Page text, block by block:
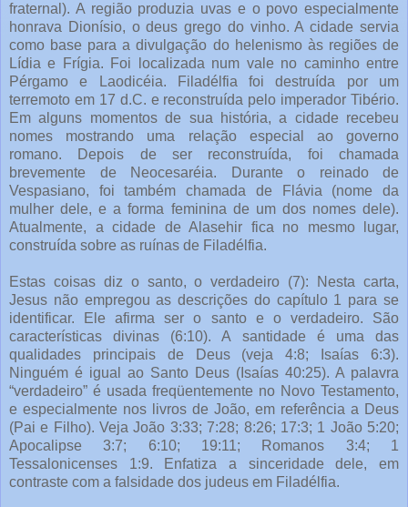
fraternal). A região produzia uvas e o povo especialmente
honrava Dionísio, o deus grego do vinho. A cidade servia
como base para a divulgação do helenismo às regiões de
Lídia e Frígia. Foi localizada num vale no caminho entre
Pérgamo e Laodicéia. Filadélfia foi destruída por um
terremoto em 17 d.C. e reconstruída pelo imperador Tibério.
Em alguns momentos de sua história, a cidade recebeu
nomes mostrando uma relação especial ao governo
romano. Depois de ser reconstruída, foi chamada
brevemente de Neocesaréia. Durante o reinado de
Vespasiano, foi também chamada de Flávia (nome da
mulher dele, e a forma feminina de um dos nomes dele).
Atualmente, a cidade de Alasehir fica no mesmo lugar,
construída sobre as ruínas de Filadélfia.
Estas coisas diz o santo, o verdadeiro (7): Nesta carta,
Jesus não empregou as descrições do capítulo 1 para se
identificar. Ele afirma ser o santo e o verdadeiro. São
características divinas (6:10). A santidade é uma das
qualidades principais de Deus (veja 4:8; Isaías 6:3).
Ninguém é igual ao Santo Deus (Isaías 40:25). A palavra
“verdadeiro” é usada freqüentemente no Novo Testamento,
e especialmente nos livros de João, em referência a Deus
(Pai e Filho). Veja João 3:33; 7:28; 8:26; 17:3; 1 João 5:20;
Apocalipse 3:7; 6:10; 19:11; Romanos 3:4; 1
Tessalonicenses 1:9. Enfatiza a sinceridade dele, em
contraste com a falsidade dos judeus em Filadélfia.